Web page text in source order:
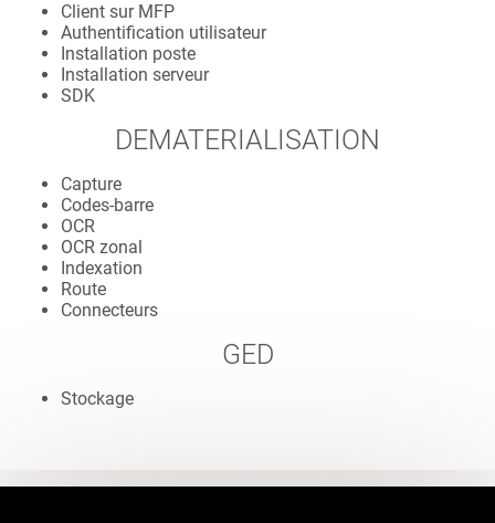
Client sur MFP
Authentification utilisateur
Installation poste
Installation serveur
SDK
DEMATERIALISATION
Capture
Codes-barre
OCR
OCR zonal
Indexation
Route
Connecteurs
GED
Stockage